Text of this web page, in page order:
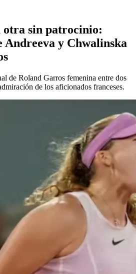
otra sin patrocinio:
Andreeva y Chwalinska
de Roland Garros femenina entre dos
de los aficionados franceses.